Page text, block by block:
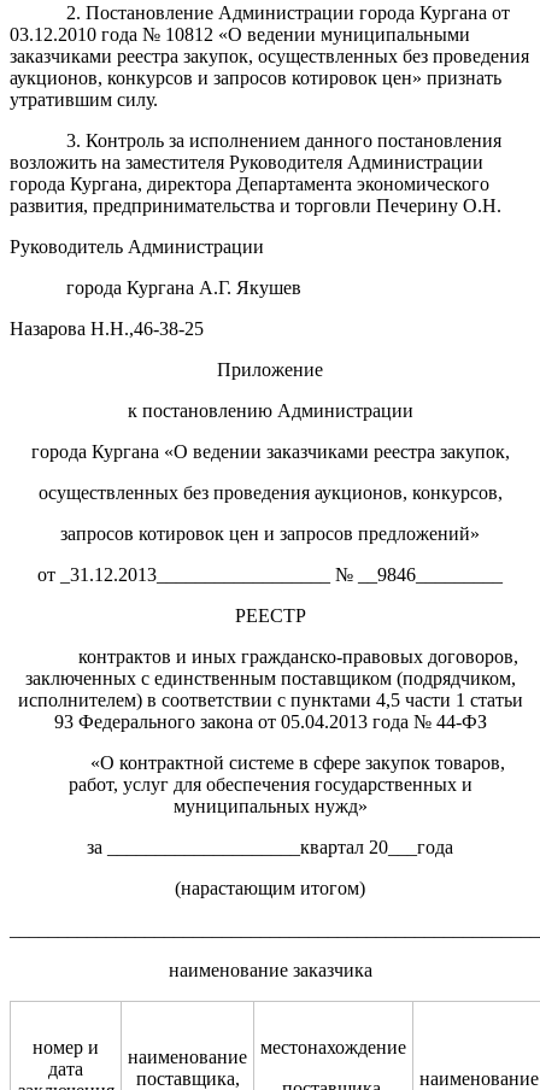
2. Постановление Администрации города Кургана от
03.12.2010 года № 10812 «О ведении муниципальными
заказчиками реестра закупок, осуществленных без проведения
аукционов, конкурсов и запросов котировок цен» признать
утратившим силу.
3. Контроль за исполнением данного постановления
возложить на заместителя Руководителя Администрации
города Кургана, директора Департамента экономического
развития, предпринимательства и торговли Печерину О.Н.
Руководитель Администрации
города Кургана А.Г. Якушев
Назарова Н.Н.,46-38-25
Приложение
к постановлению Администрации
города Кургана «О ведении заказчиками реестра закупок,
осуществленных без проведения аукционов, конкурсов,
запросов котировок цен и запросов предложений»
от _31.12.2013__________________ № __9846_________
РЕЕСТР
контрактов и иных гражданско-правовых договоров,
заключенных с единственным поставщиком (подрядчиком,
исполнителем) в соответствии с пунктами 4,5 части 1 статьи
93 Федерального закона от 05.04.2013 года № 44-ФЗ
«О контрактной системе в сфере закупок товаров,
работ, услуг для обеспечения государственных и
муниципальных нужд»
за ____________________квартал 20___года
(нарастающим итогом)
наименование заказчика
номер и
дата
наименование
поставщика,
местонахождение
наименование